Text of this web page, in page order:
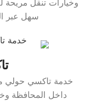
وخيارات تنقل مريحة
سهل عبر
خدمة تاكسي حولي
داخل المحافظة